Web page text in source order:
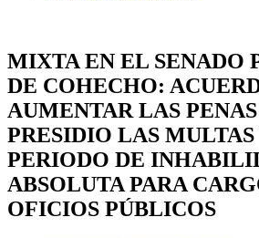
MIXTA EN EL SENADO
DE COHECHO:
AUMENTAR LAS
PRESIDIO LAS
PERIODO DE
ABSOLUTA PARA
OFICIOS PÚBLICOS